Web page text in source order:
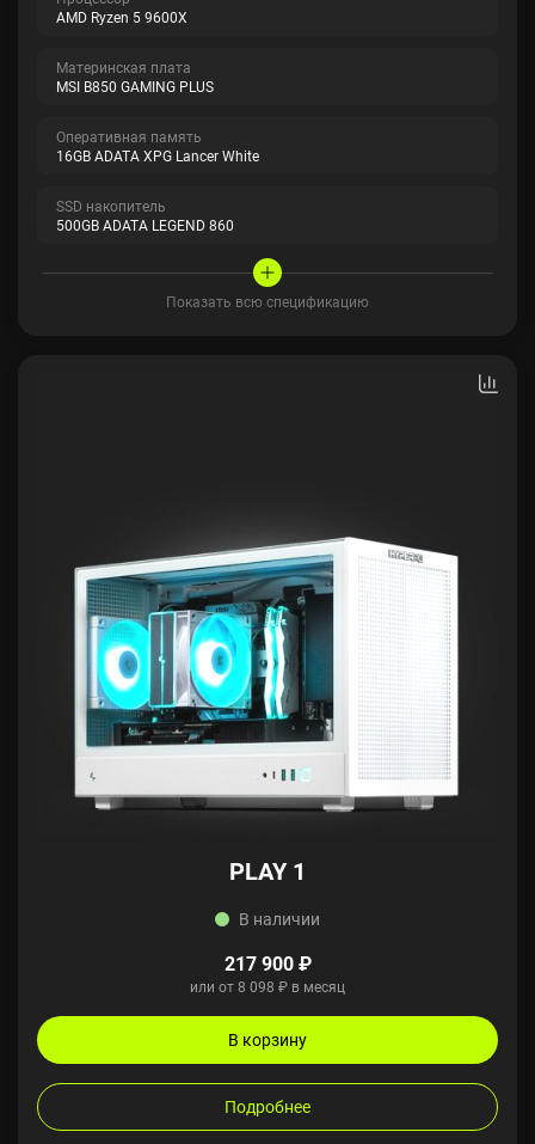
AMD Ryzen 5 9600X
Материнская плата
MSI B850 GAMING PLUS
Оперативная память
16GB ADATA XPG Lancer White
SSD накопитель
500GB ADATA LEGEND 860
Показать всю спецификацию
PLAY 1
В наличии
217 900 ₽
или от 8 098 ₽ в месяц
В корзину
Подробнее